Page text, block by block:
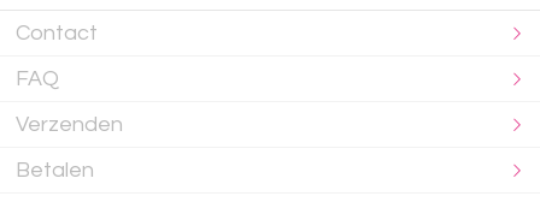
Contact
FAQ
Verzenden
Betalen